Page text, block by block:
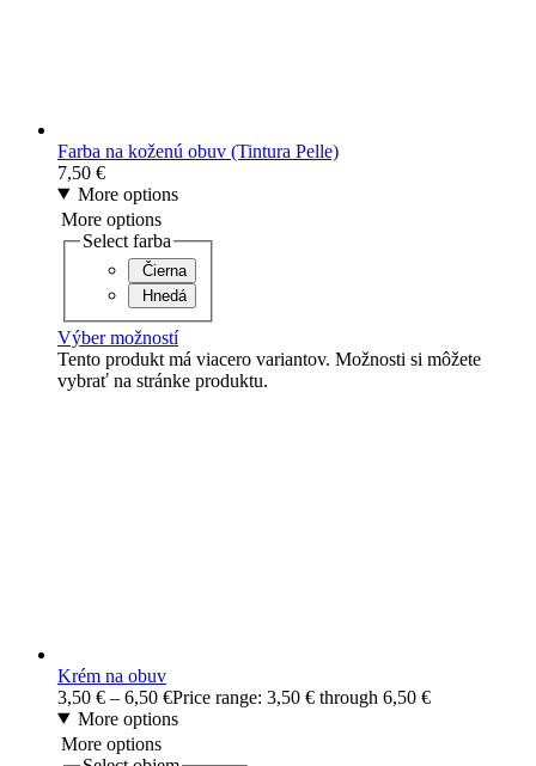
Farba na koženú obuv (Tintura Pelle)
7,50 €
More options
More options
Select farba
Čierna
Hnedá
Výber možností
Tento produkt má viacero variantov. Možnosti si môžete
vybrať na stránke produktu.
Krém na obuv
3,50 € – 6,50 €Price range: 3,50 € through 6,50 €
More options
More options